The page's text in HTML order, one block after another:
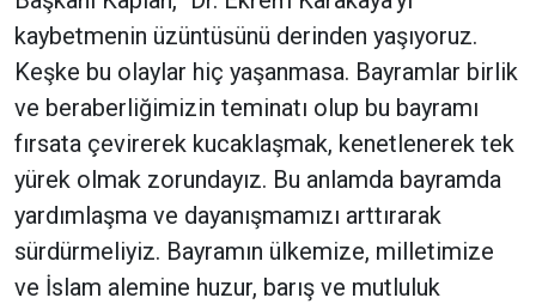
kaybetmenin üzüntüsünü derinden yaşıyoruz.
Keşke bu olaylar hiç yaşanmasa. Bayramlar birlik
ve beraberliğimizin teminatı olup bu bayramı
fırsata çevirerek kucaklaşmak, kenetlenerek tek
yürek olmak zorundayız. Bu anlamda bayramda
yardımlaşma ve dayanışmamızı arttırarak
sürdürmeliyiz. Bayramın ülkemize, milletimize
ve İslam alemine huzur, barış ve mutluluk